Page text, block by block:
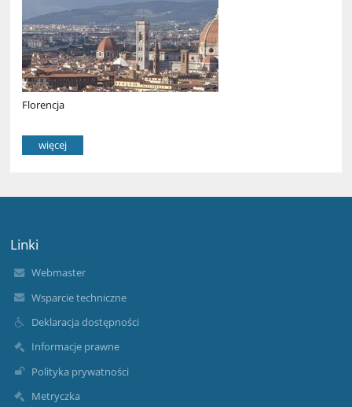
Florencja
więcej
Linki
Webmaster
Wsparcie techniczne
Deklaracja dostępności
Informacje prawne
Polityka prywatności
Metryczka